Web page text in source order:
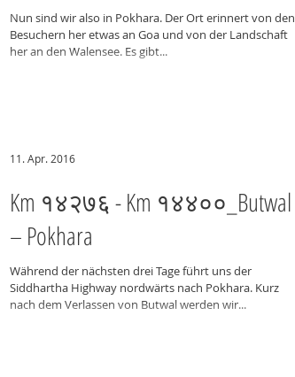
Nun sind wir also in Pokhara. Der Ort erinnert von den
Besuchern her etwas an Goa und von der Landschaft
her an den Walensee. Es gibt...
Km १४२७६ - Km १४४००_Butwal
– Pokhara
Während der nächsten drei Tage führt uns der
Siddhartha Highway nordwärts nach Pokhara. Kurz
nach dem Verlassen von Butwal werden wir...
11. Apr. 2016